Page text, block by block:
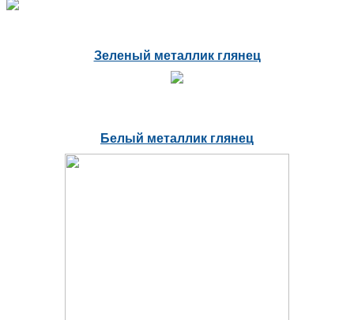
Зеленый металлик глянец
Белый металлик глянец